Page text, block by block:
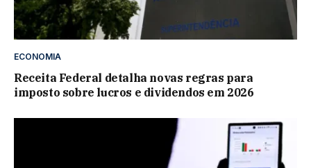
ECONOMIA
Receita Federal detalha novas regras para
imposto sobre lucros e dividendos em 2026